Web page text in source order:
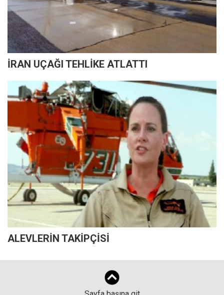
İRAN UÇAĞI TEHLİKE ATLATTI
ALEVLERİN TAKİPÇİSİ